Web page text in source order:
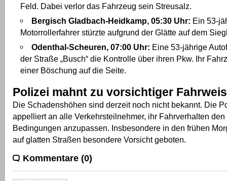
Feld. Dabei verlor das Fahrzeug sein Streusalz.
Bergisch Gladbach-Heidkamp, 05:30 Uhr: Ein 53-
Motorrollerfahrer stürzte aufgrund der Glätte auf dem
Odenthal-Scheuren, 07:00 Uhr: Eine 53-jährige
der Straße „Busch“ die Kontrolle über ihren Pkw. Ihr
einer Böschung auf die Seite.
Polizei mahnt zu vorsichtiger
Die Schadenshöhen sind derzeit noch nicht bekannt. Die
appelliert an alle Verkehrsteilnehmer, ihr Fahrverhalten
Bedingungen anzupassen. Insbesondere in den frühen
auf glatten Straßen besondere Vorsicht geboten.
Kommentare (0)